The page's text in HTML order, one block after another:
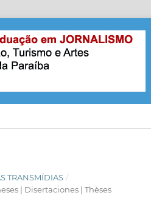
TRANSMÍDIAS /
| Disertaciones | Thèses